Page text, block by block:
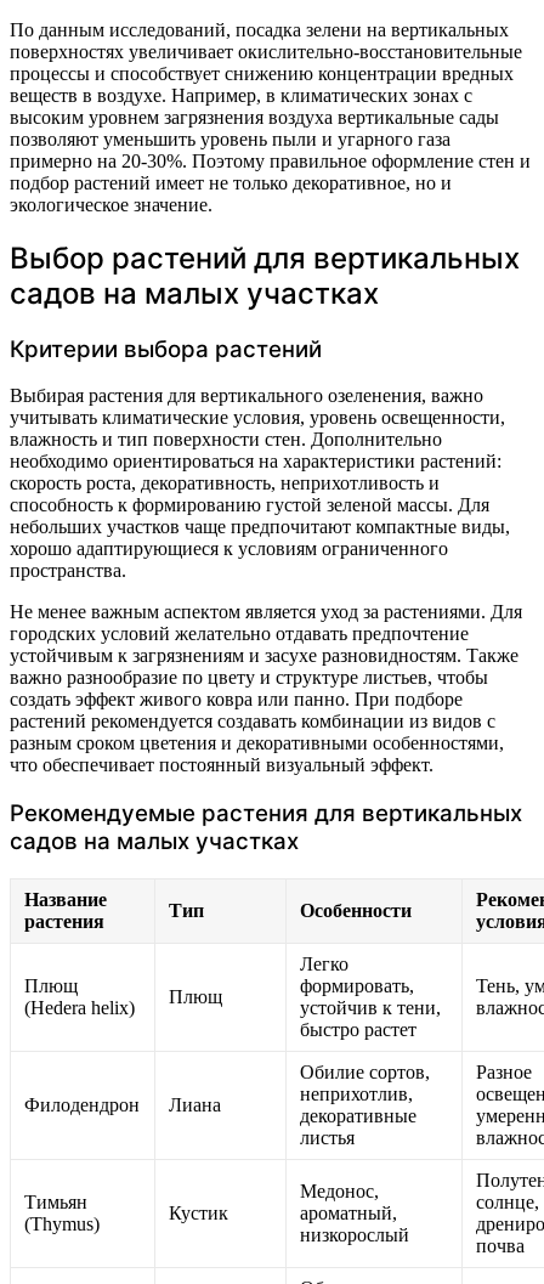
По данным исследований, посадка зелени на вертикальных
поверхностях увеличивает окислительно-восстановительные
процессы и способствует снижению концентрации вредных
веществ в воздухе. Например, в климатических зонах с
высоким уровнем загрязнения воздуха вертикальные сады
позволяют уменьшить уровень пыли и угарного газа
примерно на 20-30%. Поэтому правильное оформление стен и
подбор растений имеет не только декоративное, но и
экологическое значение.
Выбор растений для вертикальных
садов на малых участках
Критерии выбора растений
Выбирая растения для вертикального озеленения, важно
учитывать климатические условия, уровень освещенности,
влажность и тип поверхности стен. Дополнительно
необходимо ориентироваться на характеристики растений:
скорость роста, декоративность, неприхотливость и
способность к формированию густой зеленой массы. Для
небольших участков чаще предпочитают компактные виды,
хорошо адаптирующиеся к условиям ограниченного
пространства.
Не менее важным аспектом является уход за растениями. Для
городских условий желательно отдавать предпочтение
устойчивым к загрязнениям и засухе разновидностям. Также
важно разнообразие по цвету и структуре листьев, чтобы
создать эффект живого ковра или панно. При подборе
растений рекомендуется создавать комбинации из видов с
разным сроком цветения и декоративными особенностями,
что обеспечивает постоянный визуальный эффект.
Рекомендуемые растения для вертикальных
садов на малых участках
Название
растения
Тип Особенности
Плющ
(Hedera helix)
Плющ
Легко
формировать,
устойчив к тени,
быстро растет
Тень,
Филодендрон Лиана
Обилие сортов,
неприхотлив,
декоративные
листья
Разное
Тимьян
(Thymus)
Кустик
Медонос,
ароматный,
низкорослый
почва